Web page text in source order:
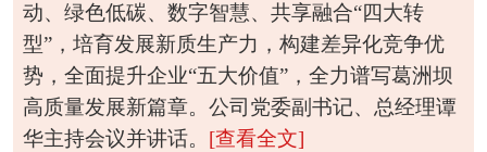
动、绿色低碳、数字智慧、共享融合“四大转
型”，培育发展新质生产力，构建差异化竞争优
势，全面提升企业“五大价值”，全力谱写葛洲坝
高质量发展新篇章。公司党委副书记、总经理谭
华主持会议并讲话。 [查看全文]